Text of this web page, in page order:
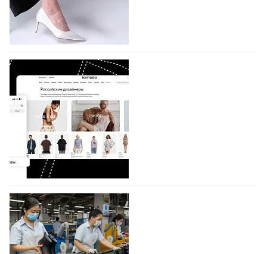
по 1 октября, уже подано 1047 заявок. Примерно
половину из них (494) прислали дизайнеры,
коллекции которых не были представлены в…
07.08.2026 880
BALLINA представит свои новинки на Euro
Shoes
Компания BALLINA Guangzhou Lihuang Footwear
Co., Ltd., основанная в 2011 году и расположенная в
Гуанчжоу, столице моды Китая, является
профессиональной обувной компанией,
объединяющей разработку, производство и…
07.08.2026 749
На платформе Lamoda - новый раздел и
условия продвижения локальных
дизайнерских марок